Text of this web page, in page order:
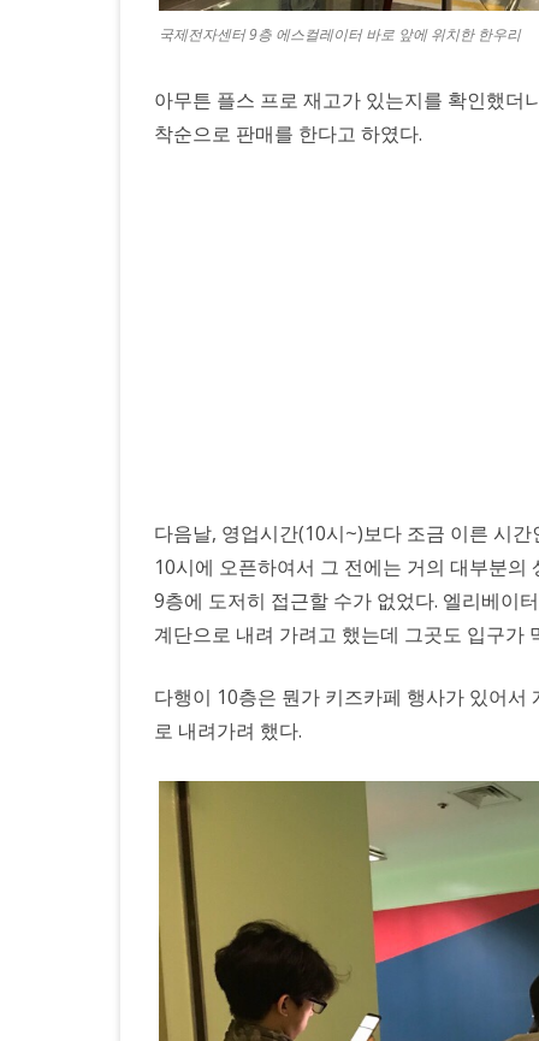
국제전자센터 9층 에스컬레이터 바로 앞에 위치한 한우리
아무튼 플스 프로 재고가 있는지를 확인했더
착순으로 판매를 한다고 하였다.
다음날, 영업시간(10시~)보다 조금 이른 시
10시에 오픈하여서 그 전에는 거의 대부분
9층에 도저히 접근할 수가 없었다. 엘리베이
계단으로 내려 가려고 했는데 그곳도 입구가
다행이 10층은 뭔가 키즈카페 행사가 있어
로 내려가려 했다.